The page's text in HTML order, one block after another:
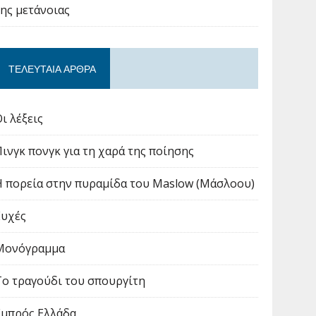
μετάνοιας
ΤΕΛΕΥΤΑΊΑ ΆΡΘΡΑ
λέξεις
πονγκ για τη χαρά της ποίησης
πορεία στην πυραμίδα του Maslow (Μάσλοου)
τραγούδι του σπουργίτη